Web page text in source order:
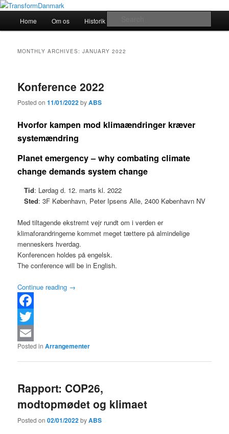
TransformDanmark
TransformDanmark
Skip
content
Skip
content
Home Om os Historik
MONTHLY ARCHIVES:JANUARY 2022
Konference 2022
Posted on11/01/2022byABS
Hvorfor kampen mod klimaændringer kræver
systemændring
Planet emergency – why combating climate
change demands system change
Tid: Lørdag d. 12. marts kl. 2022
Sted: 3F København, Peter Ipsens Alle, 2400 København NV
Med tiltagende ekstremt vejr rundt om i verden er
klimaforandringerne kommet meget tættere på almindelige
menneskers hverdag.
Konferencen holdes på engelsk.
The conference will be in English.
Continue reading →
Facebook
Twitter
Email
Posted in Arrangementer
Rapport: COP26,
modtopmødet og klimaet
Posted on02/01/2022byABS